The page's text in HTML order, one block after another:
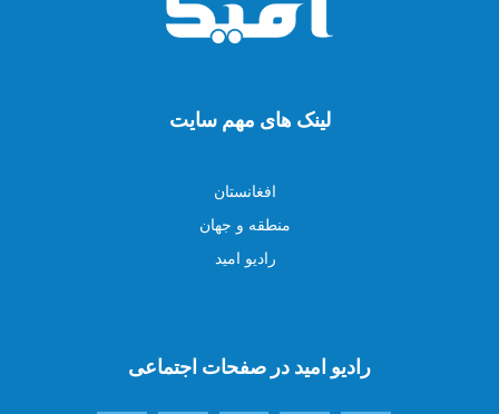
لینک های مهم سایت
افغانستان
منطقه و جهان
رادیو امید
رادیو امید در صفحات اجتماعی